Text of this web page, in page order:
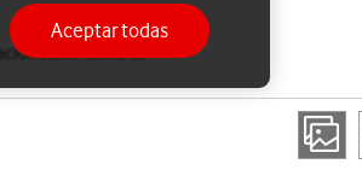
automática de
Aceptar todas